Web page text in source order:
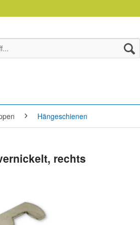
Hängeschienen
rechts